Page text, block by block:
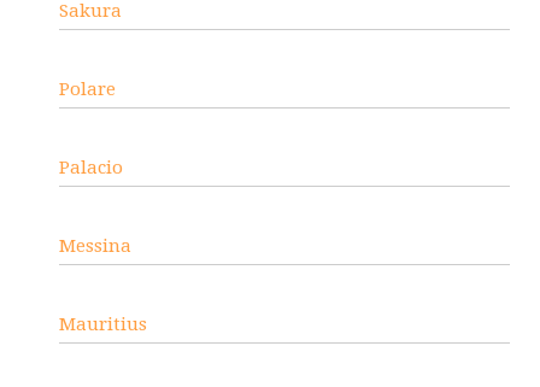
Sakura
Polare
Palacio
Messina
Mauritius